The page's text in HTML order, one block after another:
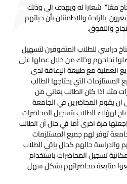
معًا" شعارا له ويهدف الى وذلك
بالراحة والاطمئنان بأن حياتهم
والتفوق.
دراسي للطلاب المتفوقين لتسهيل
نجاحهم وذلك من خلال عملها على
العملية مع طبيعة الإعاقة لدى
التي يحتاجها الطالب
مثلا اذا كان الطالب يعاني من
يقوم المحاضرين في الجامعة
لهؤلاء الطلاب بتسجيل المحاضرات
مرة اخرى أما في حال أن الطالب
توفر لهم جميع المستلزمات
والدراسة حالهم كحال باقي الطلاب
تسجيل المحاضرات باستخدام
متابعة محاضراتهم بشكل سهل